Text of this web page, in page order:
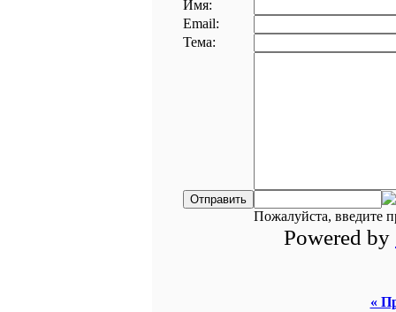
Имя:
Email:
Тема:
Пожалуйста, введите
Powered by
«